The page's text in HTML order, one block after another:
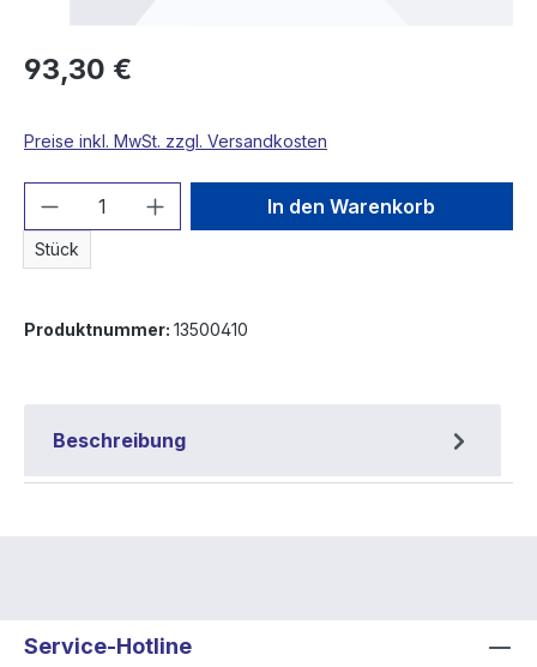
93,30 €
Preise inkl. MwSt. zzgl. Versandkosten
Produkt Anzahl: Gib den
Stück
In den Warenkorb
Produktnummer: 13500410
Beschreibung
Service-Hotline